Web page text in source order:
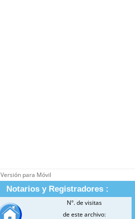
Versión para Móvil
Notarios y Registradores :
N°. de visitas
de este archivo: